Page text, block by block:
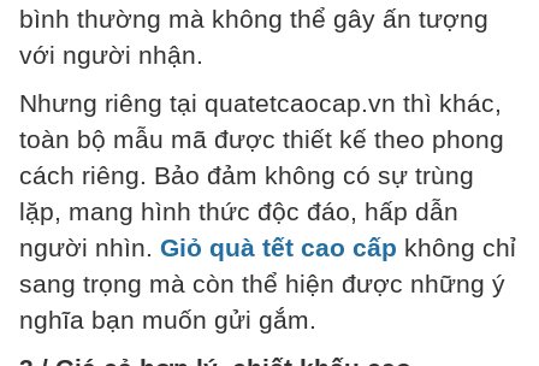
bình thường mà không thể gây ấn tượng
với người nhận.
Nhưng riêng tại quatetcaocap.vn thì khác,
toàn bộ mẫu mã được thiết kế theo phong
cách riêng. Bảo đảm không có sự trùng
lặp, mang hình thức độc đáo, hấp dẫn
người nhìn. Giỏ quà tết cao cấp không chỉ
sang trọng mà còn thể hiện được những ý
nghĩa bạn muốn gửi gắm.